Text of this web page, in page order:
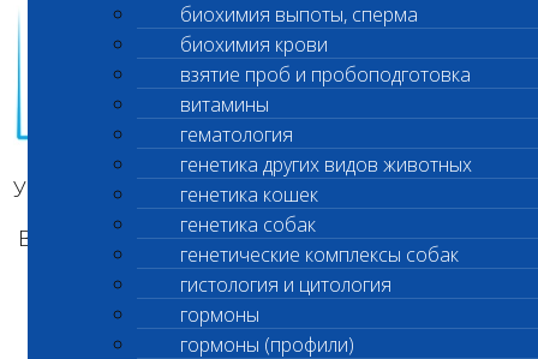
биохимия выпоты, сперма
биохимия крови
взятие проб и пробоподготовка
витамины
гематология
генетика других видов животных
генетика кошек
генетика собак
генетические комплексы собак
гистология и цитология
гормоны
гормоны (профили)
Уважаемые клиенты!
В филиале лаборатории «Шанс Био» по адресу:
г. Москва, ул. Вешняковская, 12 Ж
18 февраля санитарный день.